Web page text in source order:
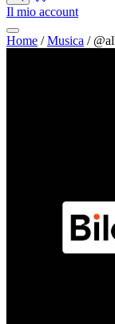
Il mio account
Home / Musica /